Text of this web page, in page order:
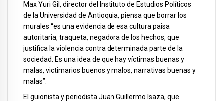
Max Yuri Gil, director del Instituto de Estudios Políticos
de la Universidad de Antioquia, piensa que borrar los
murales “es una evidencia de esa cultura paisa
autoritaria, traqueta, negadora de los hechos, que
justifica la violencia contra determinada parte de la
sociedad. Es una idea de que hay víctimas buenas y
malas, victimarios buenos y malos, narrativas buenas y
malas”.
El guionista y periodista Juan Guillermo Isaza, que